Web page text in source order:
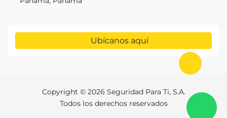
Ir al
Ubícanos aquí
Copyright © 2026 Seguridad Para Ti, S.A.
Todos los derechos reservados